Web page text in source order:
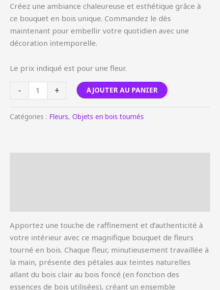
Créez une ambiance chaleureuse et esthétique grâce à
ce bouquet en bois unique. Commandez le dès
maintenant pour embellir votre quotidien avec une
décoration intemporelle.
Le prix indiqué est pour une fleur.
- + AJOUTER AU PANIER
Catégories : Fleurs, Objets en bois tournés
Apportez une touche de raffinement et d’authenticité à
votre intérieur avec ce magnifique bouquet de fleurs
tourné en bois. Chaque fleur, minutieusement travaillée à
la main, présente des pétales aux teintes naturelles
allant du bois clair au bois foncé (en fonction des
essences de bois utilisées), créant un ensemble